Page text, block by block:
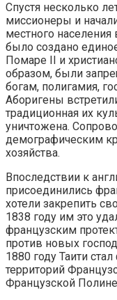
Спустя несколько
миссионеры и
местного населения
было создано
Помаре II и
образом, были
богам, полигамия,
Аборигены
традиционная их
уничтожена.
демографическим
хозяйства.
Впоследствии к
присоединились
хотели закрепить
1838 году им это
французским
против новых
1880 году Таити
территорий
Французской